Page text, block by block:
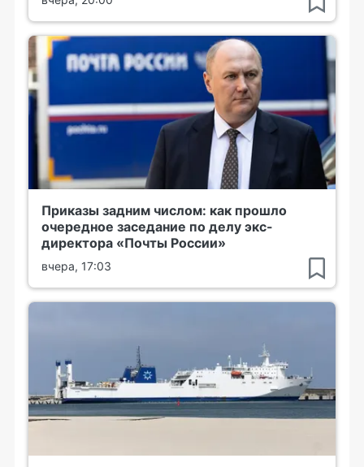
Приказы задним числом: как прошло
очередное заседание по делу экс-
директора «Почты России»
вчера, 17:03